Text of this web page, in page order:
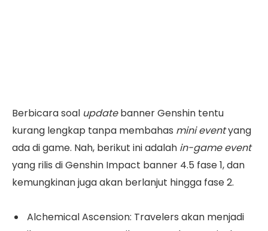
Berbicara soal updatebanner Genshin tentu
kurang lengkap tanpa membahas mini eventyang
ada di game. Nah, berikut ini adalah in-game event
yang rilis di Genshin Impact banner 4.5 fase 1, dan
kemungkinan juga akan berlanjut hingga fase 2.
Alchemical Ascension: Travelers akan menjadi